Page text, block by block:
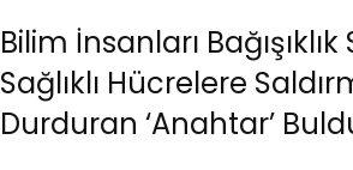
Bilim İnsanları
Sağlıklı Hücrelere
Durduran ‘Anahtar’